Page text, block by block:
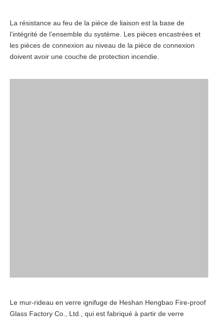
La résistance au feu de la pièce de liaison est la base de
l’intégrité de l’ensemble du système. Les pièces encastrées et
les pièces de connexion au niveau de la pièce de connexion
doivent avoir une couche de protection incendie.
Le mur-rideau en verre ignifuge de Heshan Hengbao Fire-proof
Glass Factory Co., Ltd., qui est fabriqué à partir de verre